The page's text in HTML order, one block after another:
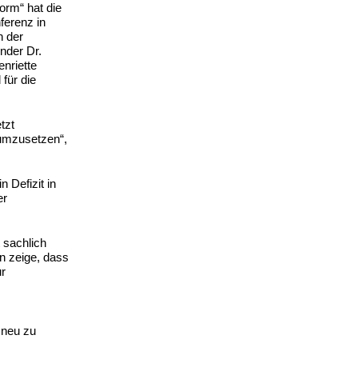
hat die
in
der
Dr.
für die
Defizit in
sachlich
zeige, dass
zu